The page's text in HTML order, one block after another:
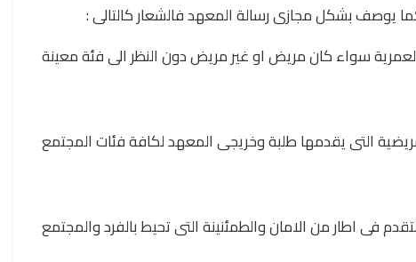
يوصف بشكل مجازى رسالة المعهد فالشعار كالتالى :
سواء كان مريض او غير مريض دون النظر الى فئة معينة
التى يقدمها طلبة وخريجى المعهد لكافة فئات المجتمع
فى اطار من الامان والطمئنينة التى تحيط بالفرد والمجتمع